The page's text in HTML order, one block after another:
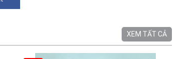
XEM TẤT CẢ